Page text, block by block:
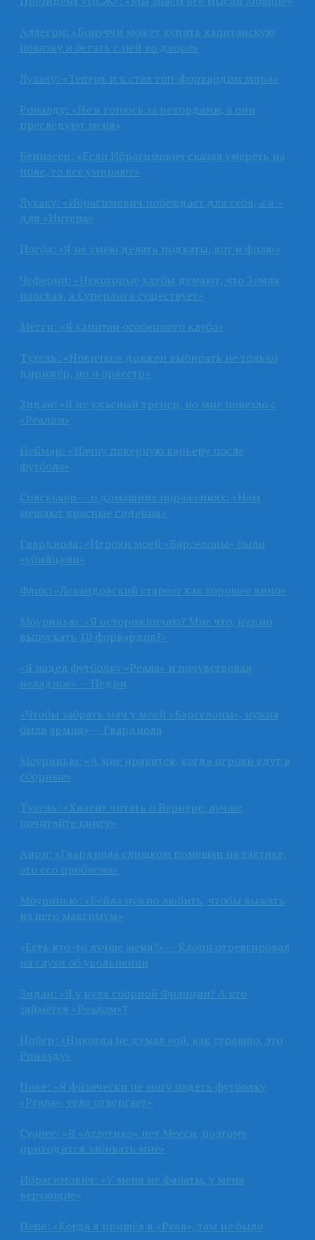
Аллегри: «Бонуччи может купить капитанскую
повязку и бегать с ней во дворе»
Лукаку: «Теперь и я стал топ-форвардом мира»
Роналду: «Не я гонюсь за рекордами, а они
преследуют меня»
Беннасер: «Если Ибрагимович сказал умереть на
поле, то все умирают»
Лукаку: «Ибрагимович побеждает для себя, а я –
для «Интера»
Погба: «Я не умею делать подкаты, вот и фолю»
Чеферин: «Некоторые клубы думают, что Земля
плоская, а Суперлига существует»
Месси: «Я капитан особенного клуба»
Тухель: «Новичков должен выбирать не только
дирижёр, но и оркестр»
Зидан: «Я не ужасный тренер, но мне повезло с
«Реалом»
Неймар: «Начну покерную карьеру после
футбола»
Солскьяер — о домашних поражениях: «Нам
мешают красные сидения»
Гвардиола: «Игроки моей «Барселоны» были
«убийцами»
Флик: «Левандовский стареет как хорошее вино»
Моуринью: «Я осторожничаю? Мне что, нужно
выпускать 10 форвардов?»
«Я надел футболку «Реала» и почувствовал
неладное» — Педри
«Чтобы забрать мяч у моей «Барселоны», нужна
была армия» — Гвардиола
Моуринью: «А мне нравится, когда игроки едут в
сборные»
Тухель: «Хватит читать о Вернере, лучше
почитайте книгу»
Анри: «Гвардиола слишком помешан на тактике,
это его проблема»
Моуринью: «Бейла нужно любить, чтобы выжать
из него максимум»
«Есть кто-то лучше меня?» — Клопп отреагировал
на слухи об увольнении
Зидан: «Я у руля сборной Франции? А кто
займётся «Реалом»?
Нойер: «Никогда не думал «ой, как страшно, это
Роналду»
Пике: «Я физически не могу надеть футболку
«Реала», тело отвергает»
Суарес: «В «Атлетико» нет Месси, поэтому
приходится забивать мне»
Ибрагимович: «У меня не фанаты, у меня
верующие»
Пепе: «Когда я пришёл в «Реал», там не было